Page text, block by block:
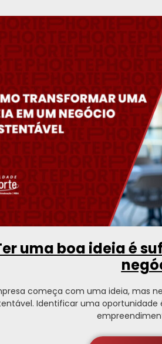
uma boa ideia é
começa com uma ideia, mas
Identificar uma oportunidade